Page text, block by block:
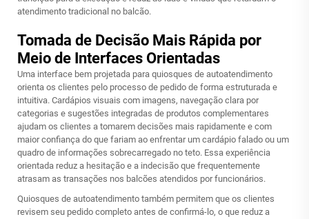
atendimento tradicional no balcão.
Tomada de Decisão Mais Rápida por
Meio de Interfaces Orientadas
Uma interface bem projetada para quiosques de autoatendimento
orienta os clientes pelo processo de pedido de forma estruturada e
intuitiva. Cardápios visuais com imagens, navegação clara por
categorias e sugestões integradas de produtos complementares
ajudam os clientes a tomarem decisões mais rapidamente e com
maior confiança do que fariam ao enfrentar um cardápio falado ou um
quadro de informações sobrecarregado no teto. Essa experiência
orientada reduz a hesitação e a indecisão que frequentemente
atrasam as transações nos balcões atendidos por funcionários.
Quiosques de autoatendimento também permitem que os clientes
revisem seu pedido completo antes de confirmá-lo, o que reduz a